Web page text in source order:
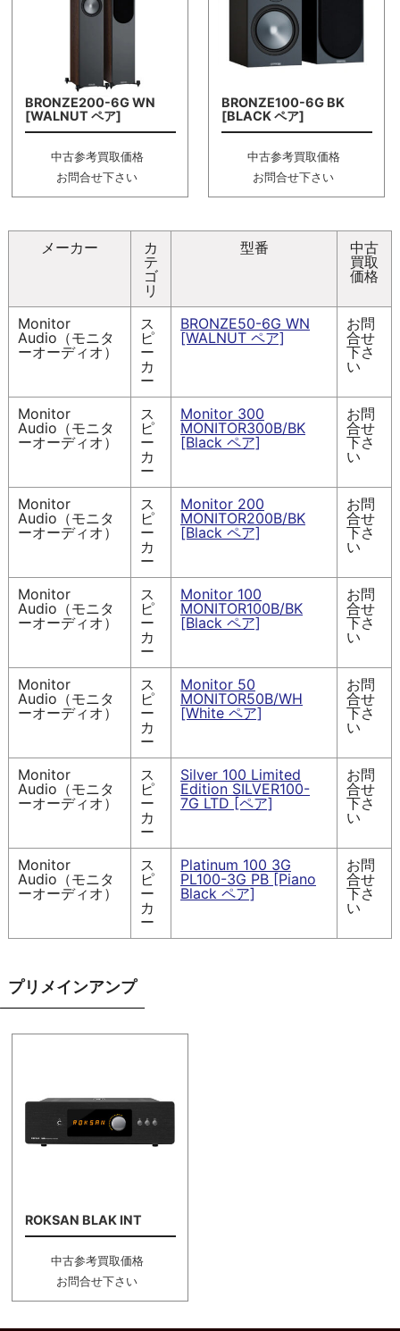
BRONZE200-6G WN
[WALNUT ペア]
中古参考買取価格
お問合せ下さい
BRONZE100-6G BK
[BLACK ペア]
中古参考買取価格
お問合せ下さい
メーカー
カ
テ
ゴ
リ
型番
中古
買取
価格
Monitor
Audio（モニタ
ーオーディオ）
ス
ピ
ー
カ
ー
BRONZE50-6G WN
[WALNUT ペア]
お問
合せ
下さ
い
Monitor
Audio（モニタ
ーオーディオ）
ス
ピ
ー
カ
ー
Monitor 300
MONITOR300B/BK
[Black ペア]
お問
合せ
下さ
い
Monitor
Audio（モニタ
ーオーディオ）
ス
ピ
ー
カ
ー
Monitor 200
MONITOR200B/BK
[Black ペア]
お問
合せ
下さ
い
Monitor
Audio（モニタ
ーオーディオ）
ス
ピ
ー
カ
ー
Monitor 100
MONITOR100B/BK
[Black ペア]
お問
合せ
下さ
い
Monitor
Audio（モニタ
ーオーディオ）
ス
ピ
ー
カ
ー
Monitor 50
MONITOR50B/WH
[White ペア]
お問
合せ
下さ
い
Monitor
Audio（モニタ
ーオーディオ）
ス
ピ
ー
カ
ー
Silver 100 Limited
Edition SILVER100-
7G LTD [ペア]
お問
合せ
下さ
い
Monitor
Audio（モニタ
ーオーディオ）
ス
ピ
ー
カ
ー
Platinum 100 3G
PL100-3G PB [Piano
Black ペア]
お問
合せ
下さ
い
プリメインアンプ
ROKSAN BLAK INT
中古参考買取価格
お問合せ下さい